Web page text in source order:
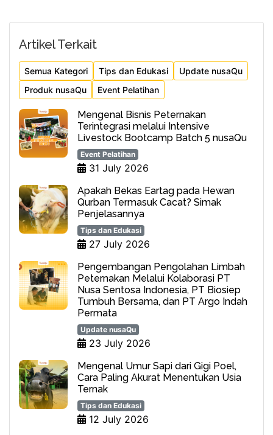
Artikel Terkait
Semua Kategori Tips dan Edukasi
Update nusaQu
Produk nusaQu
Event Pelatihan
Mengenal Bisnis Peternakan
Terintegrasi melalui Intensive
Livestock Bootcamp Batch 5 nusaQu
Event Pelatihan
31 July 2026
Apakah Bekas Eartag pada Hewan
Qurban Termasuk Cacat? Simak
Penjelasannya
Tips dan Edukasi
27 July 2026
Pengembangan Pengolahan Limbah
Peternakan Melalui Kolaborasi PT
Nusa Sentosa Indonesia, PT Biosiep
Tumbuh Bersama, dan PT Argo Indah
Permata
Update nusaQu
23 July 2026
Mengenal Umur Sapi dari Gigi Poel,
Cara Paling Akurat Menentukan Usia
Ternak
Tips dan Edukasi
12 July 2026